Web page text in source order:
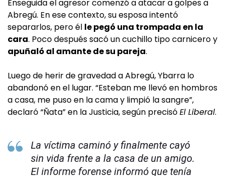
Enseguida el agresor comenzó a atacar a golpes a
Abregú. En ese contexto, su esposa intentó
separarlos, pero él le pegó una trompada en la
cara. Poco después sacó un cuchillo tipo carnicero y
apuñaló al amante de su pareja.
Luego de herir de gravedad a Abregú, Ybarra lo
abandonó en el lugar. “Esteban me llevó en hombros
a casa, me puso en la cama y limpió la sangre”,
declaró “Ñata” en la Justicia, según precisóEl Liberal.
La víctima caminó y finalmente cayó
sin vida frente a la casa de un amigo.
El informe forense informó que tenía